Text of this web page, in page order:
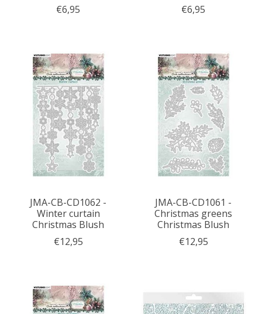
€6,95
€6,95
JMA-CB-CD1062 -
Winter curtain
Christmas Blush
€12,95
JMA-CB-CD1061 -
Christmas greens
Christmas Blush
€12,95